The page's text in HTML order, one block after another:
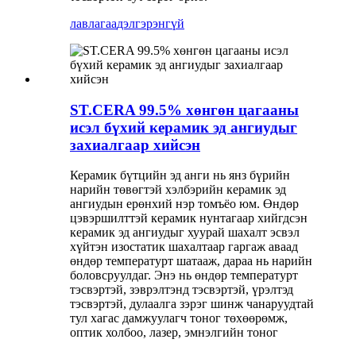
лавлагаадэлгэрэнгүй
ST.CERA 99.5% хөнгөн цагааны
исэл бүхий керамик эд ангиудыг
захиалгаар хийсэн
Керамик бүтцийн эд анги нь янз бүрийн
нарийн төвөгтэй хэлбэрийн керамик эд
ангиудын ерөнхий нэр томъёо юм. Өндөр
цэвэршилттэй керамик нунтагаар хийгдсэн
керамик эд ангиудыг хуурай шахалт эсвэл
хүйтэн изостатик шахалтаар гаргаж аваад
өндөр температурт шатааж, дараа нь нарийн
боловсруулдаг. Энэ нь өндөр температурт
тэсвэртэй, зэврэлтэнд тэсвэртэй, үрэлтэд
тэсвэртэй, дулаалга зэрэг шинж чанаруудтай
тул хагас дамжуулагч тоног төхөөрөмж,
оптик холбоо, лазер, эмнэлгийн тоног